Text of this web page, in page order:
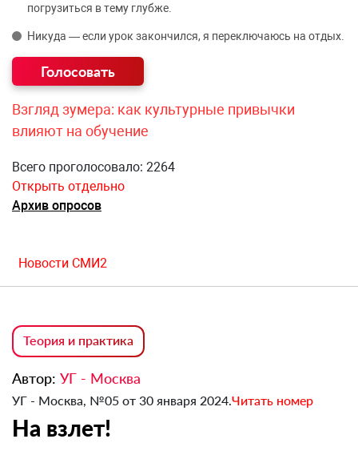
погрузиться в тему глубже.
Никуда — если урок закончился, я переключаюсь на отдых.
Взгляд зумера: как культурные привычки
влияют на обучение
Всего проголосовало: 2264
Открыть отдельно
Архив опросов
Новости СМИ2
Теория и практика
Автор: УГ - Москва
УГ - Москва, №05 от 30 января 2024. Читать номер
На взлет!